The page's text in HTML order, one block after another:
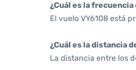
¿Cuál es la
El vuelo VY6108 está
¿Cuál es la distancia
La distancia entre los